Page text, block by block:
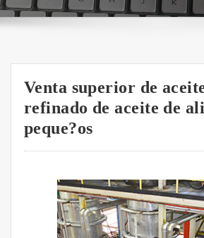
Venta superior de
refinado de aceite de
peque?os